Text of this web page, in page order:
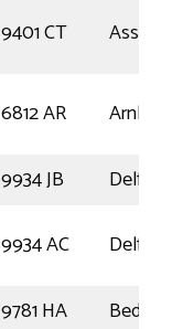
9401 CT Assen
6812 AR
Arnhem
9934 JB
Delfzijl
9934 AC
Delfzijl
9781 HA
Bedum